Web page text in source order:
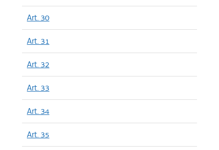
Art. 30
Art. 31
Art. 32
Art. 33
Art. 34
Art. 35